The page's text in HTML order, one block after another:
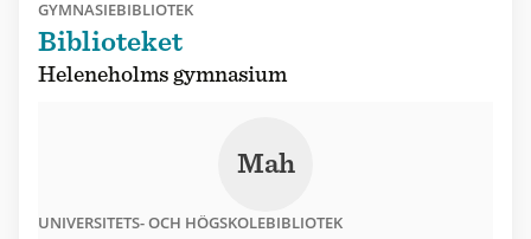
GYMNASIEBIBLIOTEK
Biblioteket
Heleneholms gymnasium
Mah
UNIVERSITETS- OCH HÖGSKOLEBIBLIOTEK